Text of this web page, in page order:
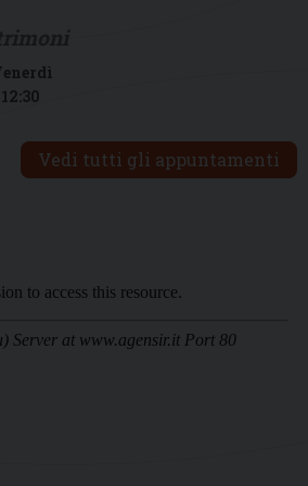
12:30
Vedi tutti gli appuntamenti